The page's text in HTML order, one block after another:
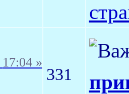
17:04 »
331